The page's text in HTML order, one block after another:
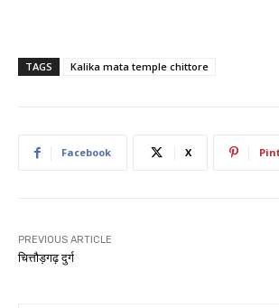
TAGS Kalika mata temple chittore
Facebook X
PREVIOUS ARTICLE
चित्तौड़गढ़ दुर्ग